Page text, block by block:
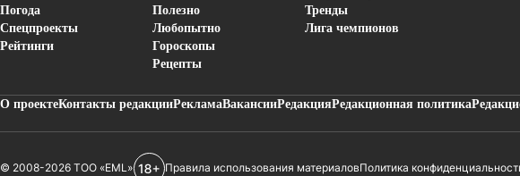
Погода
Спецпроекты
Рейтинги
Полезно
Любопытно
Гороскопы
Рецепты
Тренды
Лига чемпионов
О проектеКонтакты редакцииРекламаВакансииРедакцияРедакционная политика
© 2008-2026 ТОО «EML» Правила использования материаловПолитика